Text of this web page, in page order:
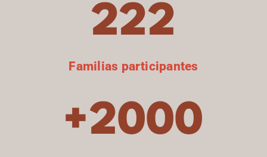
222
Familias participantes
+2000